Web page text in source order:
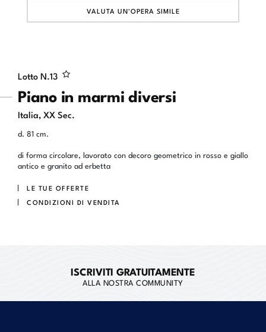
Lotto N.13
Piano in marmi diversi
Italia, XX Sec.
d. 81 cm.
di forma circolare, lavorato con decoro geometrico in rosso e giallo
antico e granito ad erbetta
LE TUE OFFERTE
CONDIZIONI DI VENDITA
VALUTA UN'OPERA SIMILE
ISCRIVITI GRATUITAMENTE
ALLA NOSTRA COMMUNITY